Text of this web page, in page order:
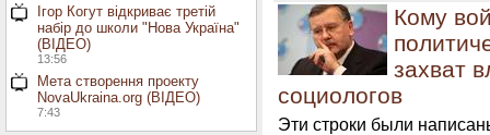
Ігор Когут відкриває третій
набір до школи "Нова Україна"
(ВІДЕО)
13:56
Мета створення проекту
NovaUkraina.org (ВІДЕО)
7:43
Кому
захват
социологов
Эти строки были